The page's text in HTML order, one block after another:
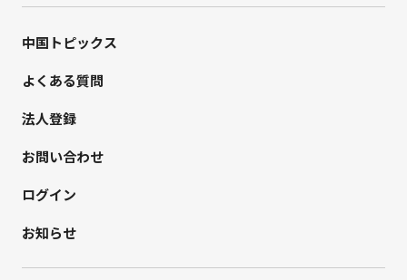
中国トピックス
よくある質問
法人登録
お問い合わせ
ログイン
お知らせ